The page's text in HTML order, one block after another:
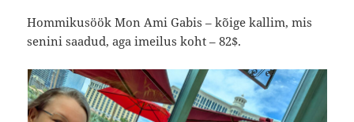
Hommikusöök Mon Ami Gabis – kõige kallim, mis
senini saadud, aga imeilus koht – 82$.